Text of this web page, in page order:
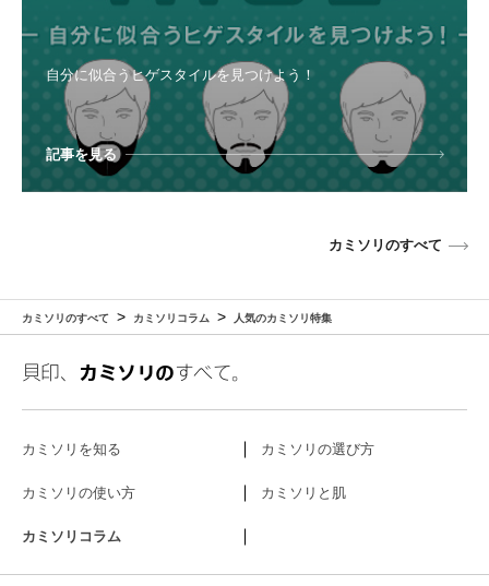
自分に似合うヒゲスタイルを見つけよう！
記事を見る
カミソリのすべて
カミソリのすべて カミソリコラム 人気のカミソリ特集
貝印、 カミソリのすべて。
カミソリを知る カミソリの選び方
カミソリの使い方 カミソリと肌
カミソリコラム